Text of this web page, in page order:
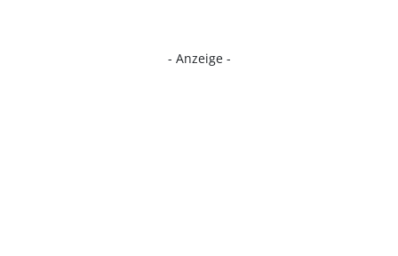
- Anzeige -